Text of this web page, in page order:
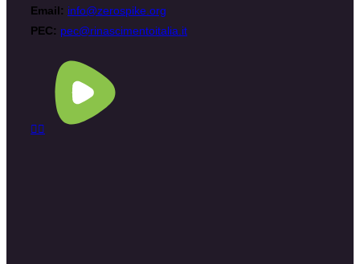
Email: info@zerospike.org
PEC: pec@rinascimentoitalia.it